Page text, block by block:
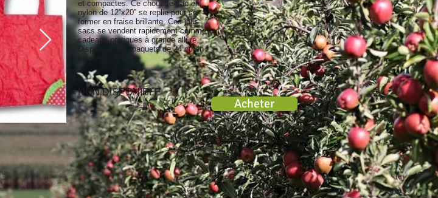
et compactes. Ce chouette sac en
nylon de 12”x20” se replie pour se
former en fraise brillante. Ces jolis
sacs se vendent rapidement comme
cadeaux pratiques à grande allure.
Disponibles en paquets de 24 ou en
caisse de 600.
NON DISPONIBLE
Acheter